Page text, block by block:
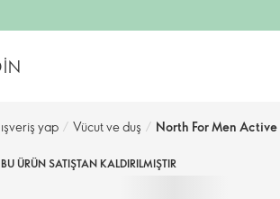
yap / Vücut ve duş / North For Men
BU ÜRÜN SATIŞTAN KALDIRILMIŞTIR